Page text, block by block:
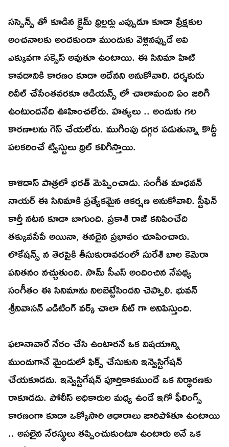
సస్పెన్స్ తో కూడిన క్రైమ్ థ్రిల్లర్లు ఎప్పుడూ కూడా ప్రేక్షకుల
అంచనాలకు అందకుండా ముందుకు వెళ్లినప్పుడే అవి
ఎక్కువగా సక్సెస్ అవుతూ ఉంటాయి. ఈ సినిమా హిట్
కావడానికి కారణం కూడా అదేనని అనుకోవాలి. దర్శకుడు
రివీల్ చేసేంతవరకూ ఆడియన్స్ లో చాలామంది ఏం జరిగి
ఉంటుందనేది ఊహించలేరు. హత్యలు .. అందుకు గల
కారణాలను గెస్ చేయలేరు. ముగింపు దగ్గర పడుతున్నా కొద్దీ
పలకరించే ట్విస్టులు థ్రిల్ కలిగిస్తాయి.
కాళిదాస్ పాత్రలో భరత్ మెప్పించాడు. సంగీత మాధవన్
నాయర్ ఈ సినిమాకి ప్రత్యేకమైన ఆకర్షణ అనుకోవాలి. స్టీఫెన్
కార్తీ నటన కూడా బాగుంది. ప్రకాశ్ రాజ్ కనిపించేది
తక్కువసేపే అయినా, తనదైన ప్రభావం చూపించారు.
లొకేషన్స్ న తెరపైకి తీసుకురావడంలో సురేశ్ బాల కెమెరా
పనితనం నచ్చుతుంది. సామ్ సీఎస్ అందించిన నేపథ్య
సంగీతం ఈ సినిమాను నిలబెట్టేసిందని చెప్పాలి. భువన్
శ్రీనివాసన్ ఎడిటింగ్ వర్క్ చాలా నీట్ గా అనిపిస్తుంది.
ఫలానావారే నేరం చేసి ఉంటారనే ఒక విషయాన్ని
ముందుగానే మైండులో ఫిక్స్ చేసుకుని ఇన్వెస్టిగేషన్
చేయకూడదు. ఇన్వెస్టిగేషన్ పూర్తికాకముందే ఒక నిర్ధారణకు
రాకూడదు. పోలీస్ అధికారుల మధ్య ఉండే ఇగో ఫీలింగ్స్
కారణంగా కూడా ఒక్కోసారి ఆధారాలు జారిపోతూ ఉంటాయి
.. అసలైన నేరస్థులు తప్పించుకుంటూ ఉంటారు అనే ఒక